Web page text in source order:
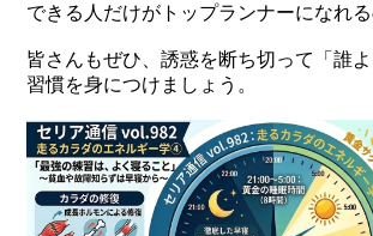
できる人だけがトップランナーになれる
皆さんもぜひ、誘惑を断ち切って「誰よ
習慣を身につけましょう。